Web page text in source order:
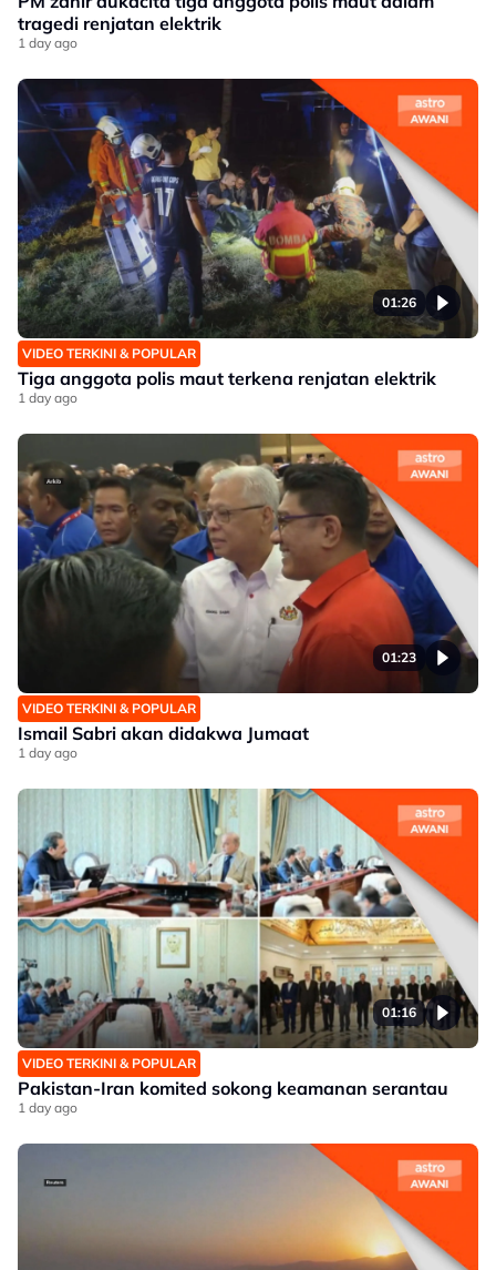
tragedi renjatan elektrik
1 day ago
01:26
VIDEO TERKINI & POPULAR
Tiga anggota polis maut terkena renjatan elektrik
1 day ago
01:23
VIDEO TERKINI & POPULAR
Ismail Sabri akan didakwa Jumaat
1 day ago
01:16
VIDEO TERKINI & POPULAR
Pakistan-Iran komited sokong keamanan serantau
1 day ago